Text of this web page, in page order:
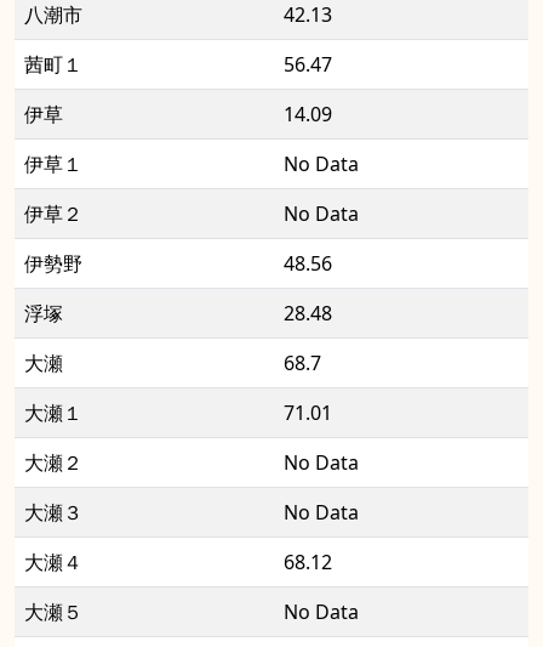
八潮市
42.13
茜町１
56.47
伊草
14.09
伊草１
No Data
伊草２
No Data
伊勢野
48.56
浮塚
28.48
大瀬
68.7
大瀬１
71.01
大瀬２
No Data
大瀬３
No Data
大瀬４
68.12
大瀬５
No Data